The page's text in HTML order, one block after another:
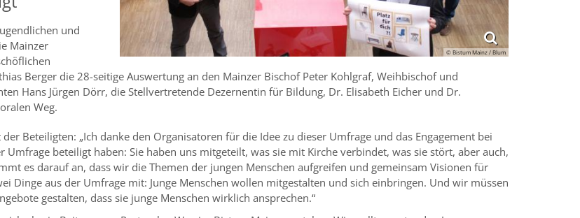
© Bistum Mainz / Blum
und
Mainzer
Berger die 28-seitige Auswertung an den Mainzer Bischof Peter Kohlgraf, Weihbischof und
Hans Jürgen Dörr, die Stellvertretende Dezernentin für Bildung, Dr. Elisabeth Eicher und Dr.
Weg.
Beteiligten: „Ich danke den Organisatoren für die Idee zu dieser Umfrage und das Engagement bei
beteiligt haben: Sie haben uns mitgeteilt, was sie mit Kirche verbindet, was sie stört, aber auch,
es darauf an, dass wir die Themen der jungen Menschen aufgreifen und gemeinsam Visionen für
Dinge aus der Umfrage mit: Junge Menschen wollen mitgestalten und sich einbringen. Und wir müssen
gestalten, dass sie junge Menschen wirklich ansprechen.“